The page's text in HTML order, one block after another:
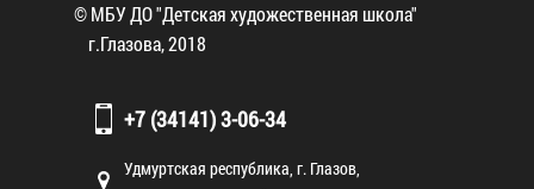
© МБУ ДО "Детская художественная школа"
г.Глазова, 2018
+7 (34141) 3-06-34
Удмуртская республика, г. Глазов,